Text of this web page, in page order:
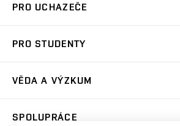
Koleje
Sport na VUT
PRO UCHAZEČE
Dny otevřených dveří
Celoživotní vzdělávání
PRO STUDENTY
Harmonogram akademického roku
Zpracování osobních údajů studentů
Sociální bezpečí
VĚDA A VÝZKUM
SPOLUPRÁCE